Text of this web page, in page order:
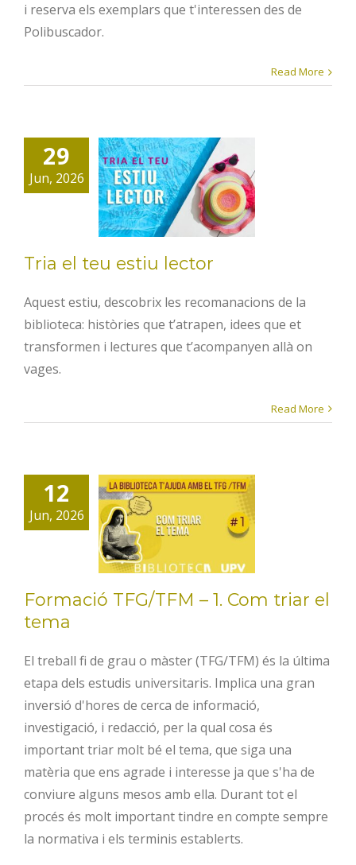
i reserva els exemplars que t'interessen des de
Polibuscador.
Read More
29
Jun, 2026
Tria el teu
estiu lector
Tria el teu estiu lector
Aquest estiu, descobrix les recomanacions de la
biblioteca: històries que t’atrapen, idees que et
transformen i lectures que t’acompanyen allà on
vages.
Read More
12
Jun, 2026
Formació
TFG/TFM – 1.
Com triar el
tema
Formació TFG/TFM – 1. Com triar el
tema
El treball fi de grau o màster (TFG/TFM) és la última
etapa dels estudis universitaris. Implica una gran
inversió d'hores de cerca de informació,
investigació, i redacció, per la qual cosa és
important triar molt bé el tema, que siga una
matèria que ens agrade i interesse ja que s'ha de
conviure alguns mesos amb ella. Durant tot el
procés és molt important tindre en compte sempre
la normativa i els terminis establerts.